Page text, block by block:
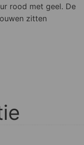
rood met geel. De
zitten